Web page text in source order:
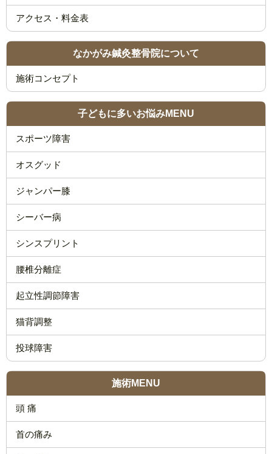
なかがみ鍼灸整骨院について
施術コンセプト
子どもに多いお悩みMENU
スポーツ障害
オスグッド
ジャンパー膝
シーバー病
シンスプリント
腰椎分離症
起立性調節障害
猫背調整
投球障害
施術MENU
頭 痛
首の痛み